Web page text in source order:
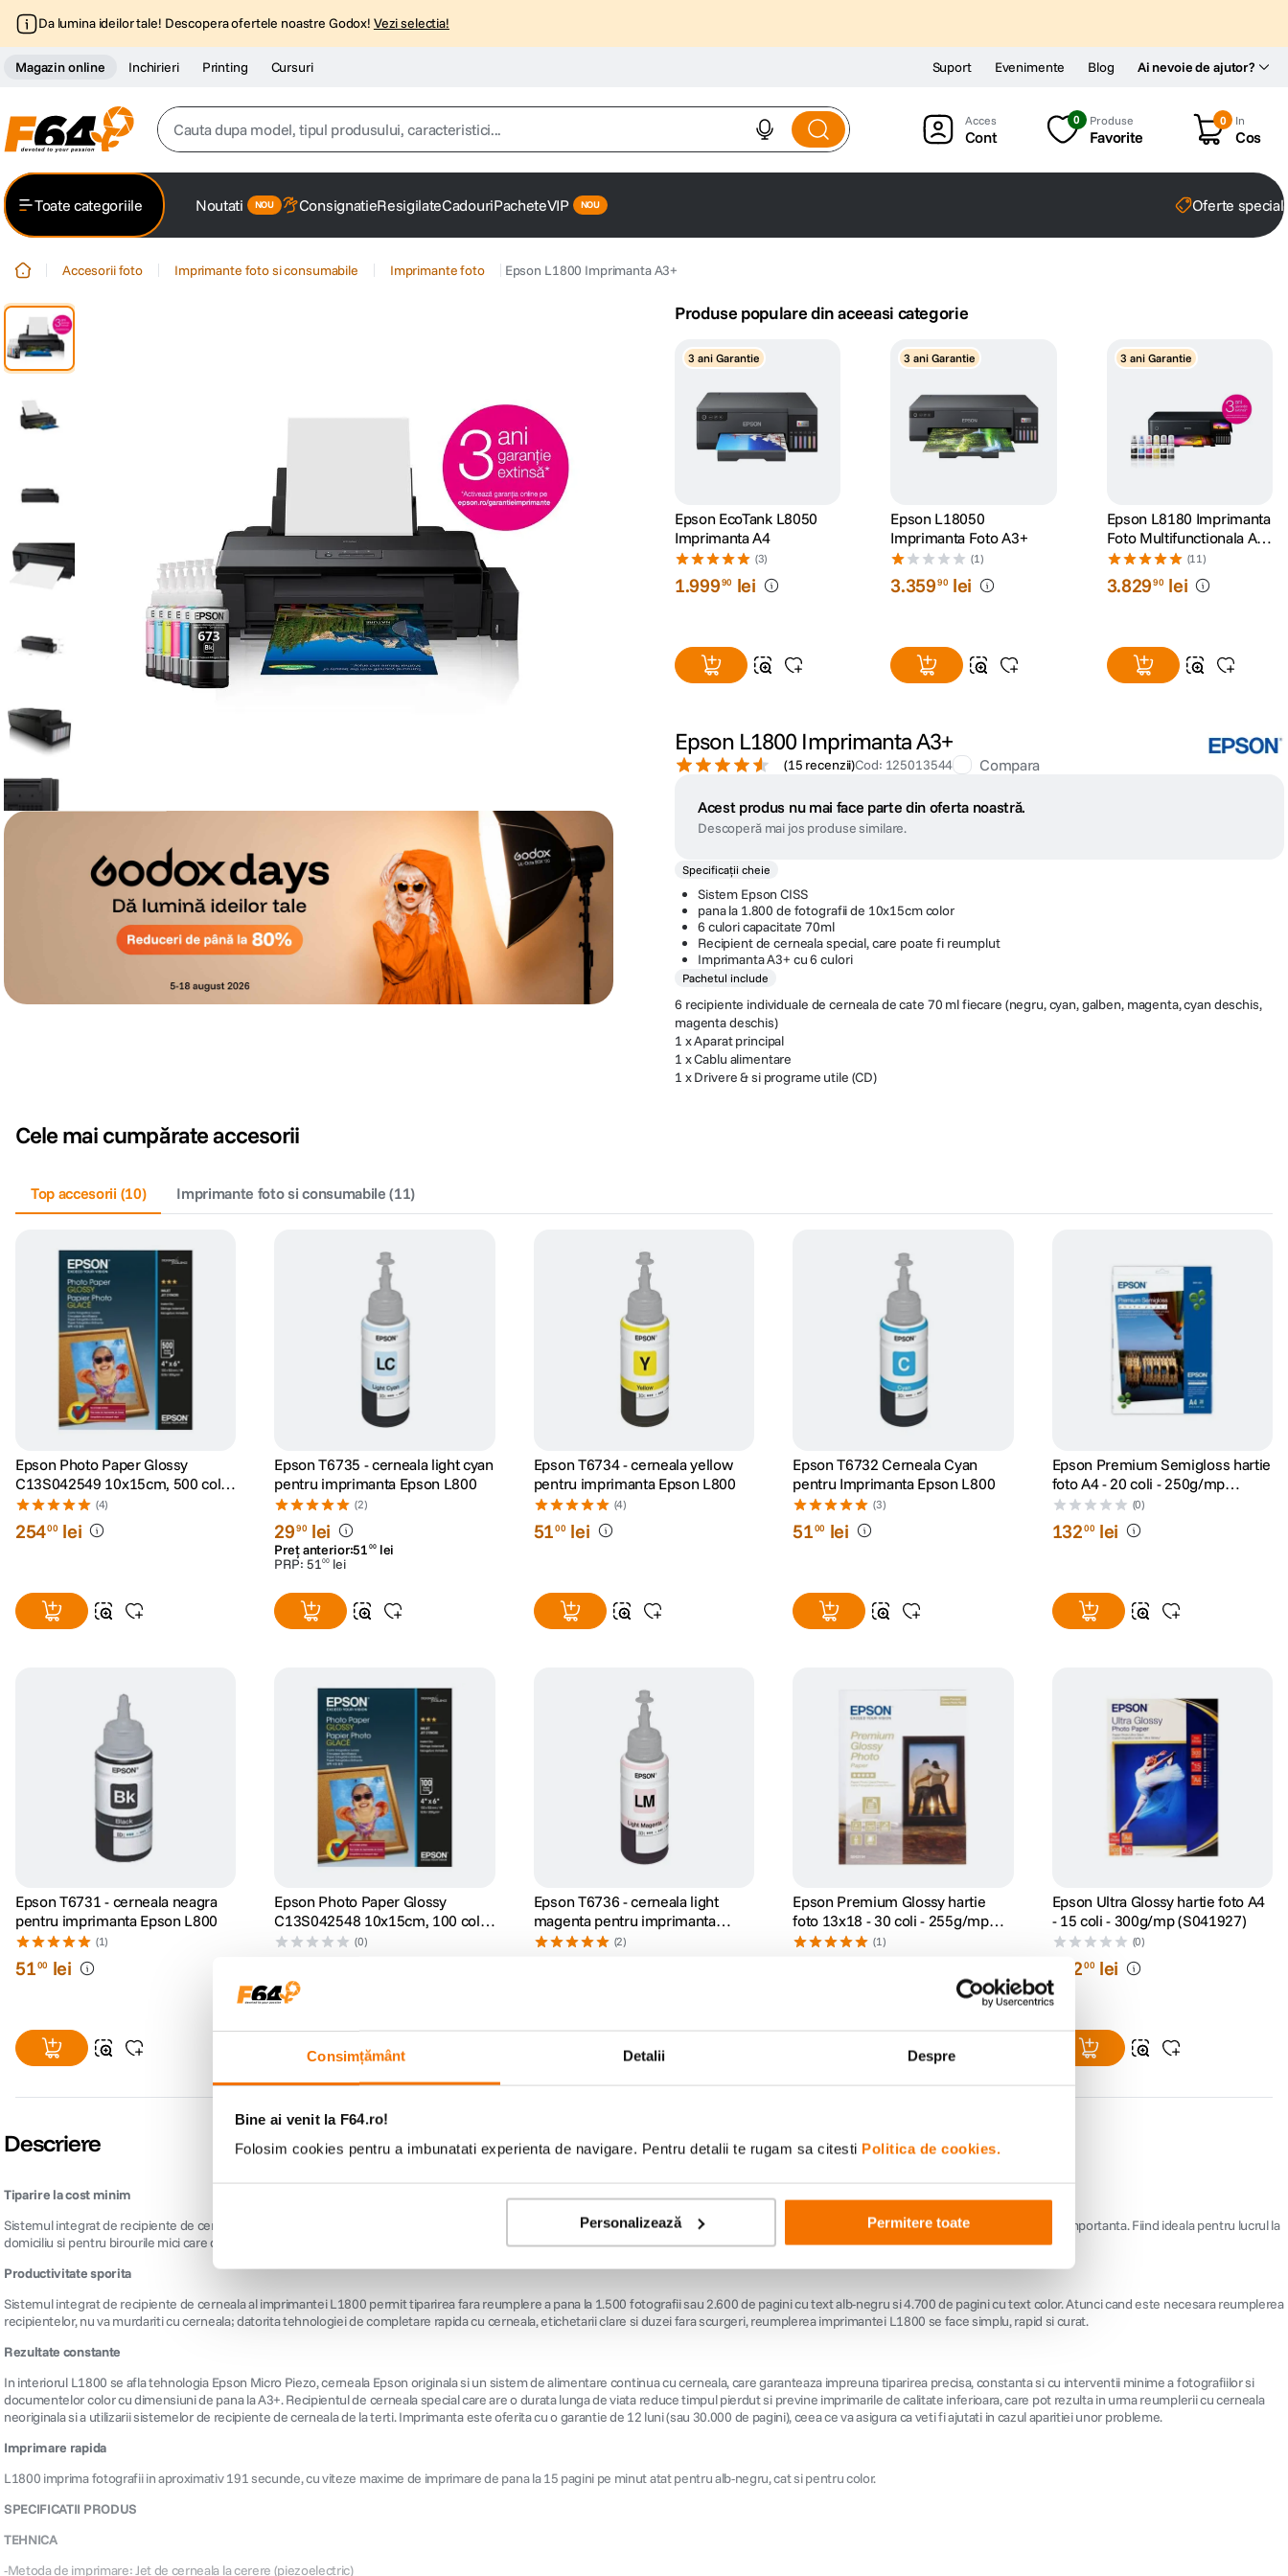
Consimțământ Detalii Despre
Bine ai venit la F64.ro!
Folosim cookies pentru a imbunatati experienta de navigare. Pentru detalii te rugam sa citesti Politica de cookies.
Personalizează Permitere toate
Da lumina ideilor tale! Descopera ofertele noastre Godox! Vezi selectia!
Magazin online Inchirieri Printing Cursuri Ai nevoie de ajutor?
Suport Evenimente Blog
Cauta dupa model, tipul produsului, caracteristici...
2. trepied
card memorie
sony fx
dji mic mini
10. dji osmo pocket 4
Cont
0 Produse
Favorite
0 In
Cos
Toate categoriile Noutati ConsignatieResigilateCadouriPacheteVIP Oferte
Accesorii foto Imprimante foto si consumabile Imprimante foto Epson L1800 Imprimanta A3+
Produse populare din aceeasi categorie
3 ani Garantie
Epson EcoTank L8050
Imprimanta A4
(3)
1.99990 lei
3 ani Garantie
Epson L18050
Imprimanta Foto A3+
(1)
3.35990 lei
3 ani Garantie
Epson L8180 Imprimanta
Foto Multifunctionala A3
Wi-Fi CISS
(11)
3.82990 lei
Epson L1800 Imprimanta A3+
(15 recenzii)Cod: 125013544 Compara
Acest produs nu mai face parte din oferta noastră.
Descoperă mai jos produse similare.
Specificații cheie
Sistem Epson CISS
pana la 1.800 de fotografii de 10x15cm color
6 culori capacitate 70ml
Recipient de cerneala special, care poate fi reumplut
Imprimanta A3+ cu 6 culori
Pachetul include
6 recipiente individuale de cerneala de cate 70 ml fiecare (negru, cyan, galben, magenta, cyan deschis,
magenta deschis)
1 x Aparat principal
1 x Cablu alimentare
1 x Drivere & si programe utile (CD)
Cele mai cumpărate accesorii
Top accesorii (10) Imprimante foto si consumabile (11)
Epson Photo Paper Glossy
C13S042549 10x15cm, 500 coli,
200g
(4)
25400 lei
Epson T6735 - cerneala light cyan
pentru imprimanta Epson L800
(2)
2990 lei
Preț anterior:51 00 lei
PRP: 5100 lei
Epson T6734 - cerneala yellow
pentru imprimanta Epson L800
(4)
5100 lei
Epson T6732 Cerneala Cyan
pentru Imprimanta Epson L800
(3)
5100 lei
Epson Premium Semigloss hartie
foto A4 - 20 coli - 250g/mp
(S041332)
(0)
13200 lei
Epson T6731 - cerneala neagra
pentru imprimanta Epson L800
(1)
5100 lei
Epson Photo Paper Glossy
C13S042548 10x15cm, 100 coli,
200g
(0)
Epson T6736 - cerneala light
magenta pentru imprimanta
Epson L800 (2)
Epson Premium Glossy hartie
foto 13x18 - 30 coli - 255g/mp
(S042154)
(1)
Epson Ultra Glossy hartie foto A4
- 15 coli - 300g/mp (S041927)
(0)
12200 lei
Descriere
Tiparire la cost minim
Sistemul integrat de recipiente de cerneala de capacitate foarte mare face din L1800 imprimanta perfecta pentru utilizare intensa in mediile in care obtinerea unui cost per pagina redus este importanta. Fiind ideala pentru lucrul la
domiciliu si pentru birourile mici care doresc sa imprime volume ridicate de materiale, L1800 include sase recipiente de cerneala de capacitate mare, de 70 ml fiecare.
Productivitate sporita
Sistemul integrat de recipiente de cerneala al imprimantei L1800 permit tiparirea fara reumplere a pana la 1.500 fotografii sau 2.600 de pagini cu text alb-negru si 4.700 de pagini cu text color. Atunci cand este necesara reumplerea
recipientelor, nu va murdariti cu cerneala; datorita tehnologiei de completare rapida cu cerneala, etichetarii clare si duzei fara scurgeri, reumplerea imprimantei L1800 se face simplu, rapid si curat.
Rezultate constante
In interiorul L1800 se afla tehnologia Epson Micro Piezo, cerneala Epson originala si un sistem de alimentare continua cu cerneala, care garanteaza impreuna tiparirea precisa, constanta si cu interventii minime a fotografiilor si
documentelor color cu dimensiuni de pana la A3+. Recipientul de cerneala special care are o durata lunga de viata reduce timpul pierdut si previne imprimarile de calitate inferioara, care pot rezulta in urma reumplerii cu cerneala
neoriginala si a utilizarii sistemelor de recipiente de cerneala de la terti. Imprimanta este oferita cu o garantie de 12 luni (sau 30.000 de pagini), ceea ce va asigura ca veti fi ajutati in cazul aparitiei unor probleme.
Imprimare rapida
L1800 imprima fotografii in aproximativ 191 secunde, cu viteze maxime de imprimare de pana la 15 pagini pe minut atat pentru alb-negru, cat si pentru color.
SPECIFICATII PRODUS
TEHNICA
-Metoda de imprimare: Jet de cerneala la cerere (piezoelectric)